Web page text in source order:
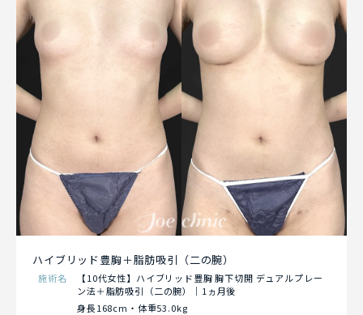
ハイブリッド豊胸＋脂肪吸引（二の腕）
施術名
【10代女性】ハイブリッド豊胸 胸下切開 デュアルプレー
ン法＋脂肪吸引（二の腕）｜1ヵ月後
身長168cm・体重53.0kg